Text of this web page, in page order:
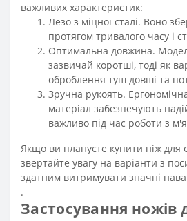
важливих характеристик:
Лезо з міцної сталі. Воно
протягом тривалого часу і
Оптимальна довжина.
зазвичай коротші, тоді як
оброблення туш довші та
Зручна рукоять.
матеріал забезпечують
важливо під час роботи з
Якщо ви плануєте купити ніж для
звертайте увагу на варіанти з
здатним витримувати значні
.
Застосування ножів